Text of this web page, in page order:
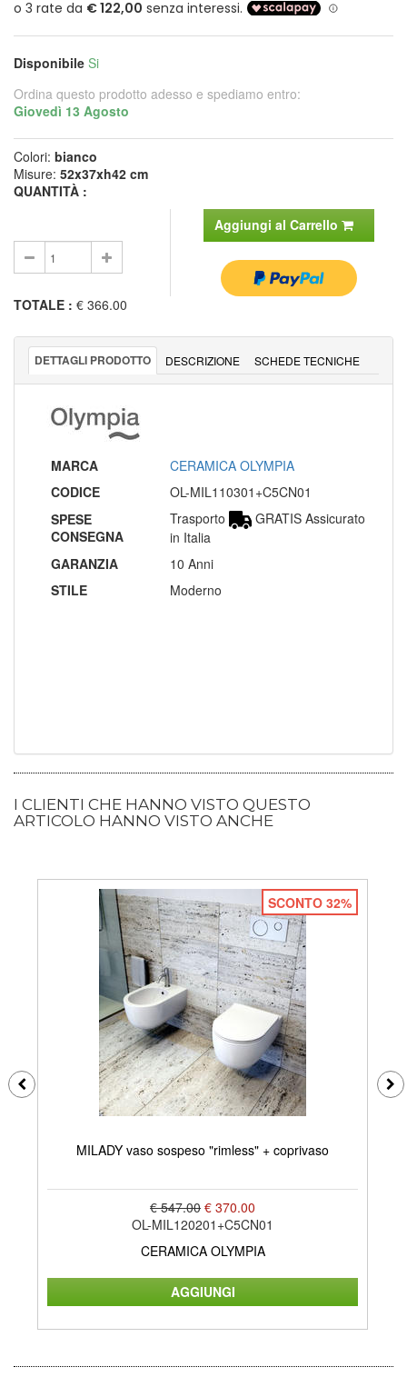
Disponibile Si
Ordina questo prodotto adesso e spediamo entro:
Giovedì 13 Agosto
Colori: bianco
Misure: 52x37xh42 cm
QUANTITÀ :
Aggiungi al Carrello
TOTALE : € 366.00
DETTAGLI PRODOTTO DESCRIZIONE SCHEDE TECNICHE
MARCA
CERAMICA OLYMPIA
CODICE
OL-MIL110301+C5CN01
SPESE
CONSEGNA
Trasporto
GRATIS Assicurato
in Italia
GARANZIA
10 Anni
STILE
Moderno
I CLIENTI CHE HANNO VISTO QUESTO
ARTICOLO HANNO VISTO ANCHE
SCONTO 32%
MILADY vaso sospeso "rimless" + coprivaso
€ 547.00 € 370.00
OL-MIL120201+C5CN01
CERAMICA OLYMPIA